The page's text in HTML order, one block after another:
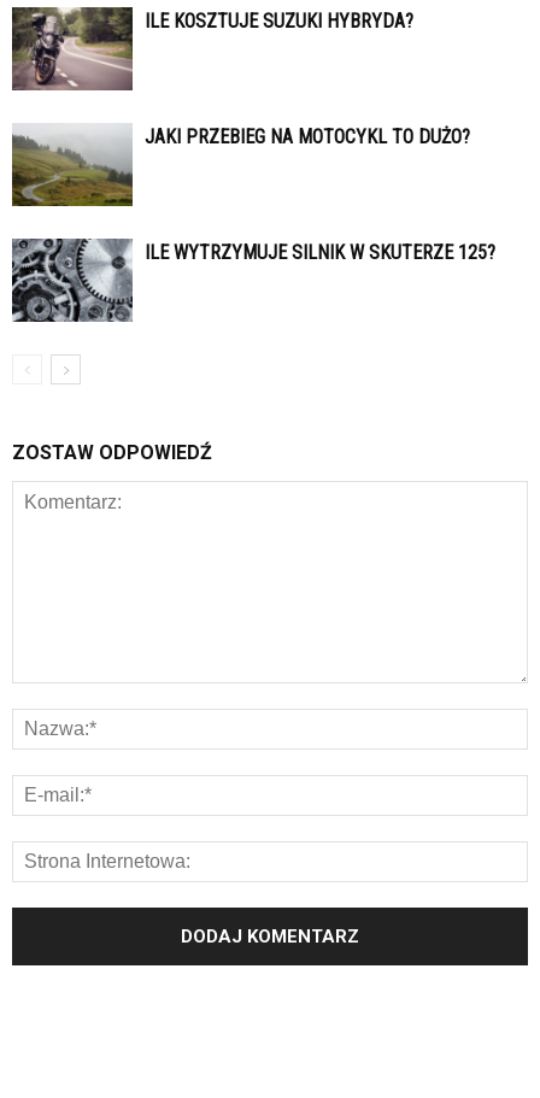
ILE KOSZTUJE SUZUKI HYBRYDA?
JAKI PRZEBIEG NA MOTOCYKL TO DUŻO?
ILE WYTRZYMUJE SILNIK W SKUTERZE 125?
ZOSTAW ODPOWIEDŹ